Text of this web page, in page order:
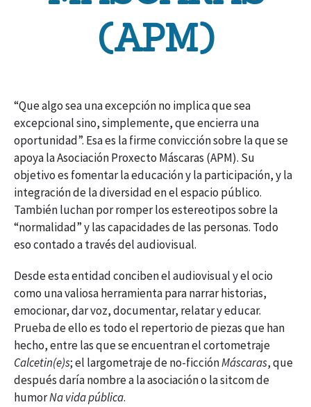
(APM)
“Que algo sea una excepción no implica que sea
excepcional sino, simplemente, que encierra una
oportunidad”. Esa es la firme convicción sobre la que se
apoya la Asociación Proxecto Máscaras (APM). Su
objetivo es fomentar la educación y la participación, y la
integración de la diversidad en el espacio público.
También luchan por romper los estereotipos sobre la
“normalidad” y las capacidades de las personas. Todo
eso contado a través del audiovisual.
Desde esta entidad conciben el audiovisual y el ocio
como una valiosa herramienta para narrar historias,
emocionar, dar voz, documentar, relatar y educar.
Prueba de ello es todo el repertorio de piezas que han
hecho, entre las que se encuentran el cortometraje
Calcetin(e)s; el largometraje de no-ficciónMáscaras, que
después daría nombre a la asociación o la sitcom de
humorNa vida pública.